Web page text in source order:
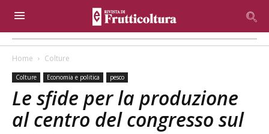
Home Colture
Colture Economia e politica pesco
Le sfide per la produzione
al centro del congresso sul